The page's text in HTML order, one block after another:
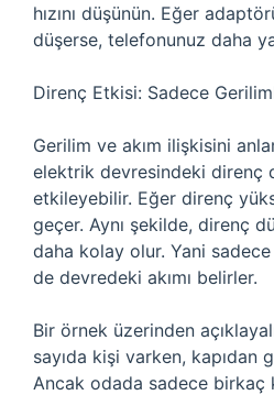
hızını düşünün. Eğer
düşerse, telefonunuz daha
Direnç Etkisi: Sadece
Gerilim ve akım ilişkisini
elektrik devresindeki direnç
etkileyebilir. Eğer direnç
geçer. Aynı şekilde, direnç
daha kolay olur. Yani
de devredeki akımı belirler.
Bir örnek üzerinden
sayıda kişi varken, kapıdan
Ancak odada sadece birkaç